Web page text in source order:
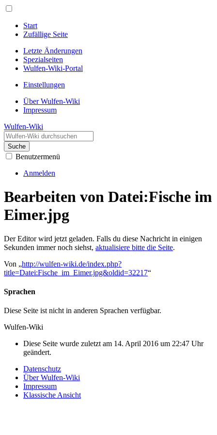
Start
Zufällige Seite
Letzte Änderungen
Spezialseiten
Wulfen-Wiki-Portal
Einstellungen
Über Wulfen-Wiki
Impressum
Wulfen-Wiki
Suche
Benutzermenü
Anmelden
Bearbeiten von Datei:Fische im
Eimer.jpg
Der Editor wird jetzt geladen. Falls du diese Nachricht in einigen
Sekunden immer noch siehst, aktualisiere bitte die Seite.
Von „http://wulfen-wiki.de/index.php?
title=Datei:Fische_im_Eimer.jpg&oldid=32217“
Sprachen
Diese Seite ist nicht in anderen Sprachen verfügbar.
Wulfen-Wiki
Diese Seite wurde zuletzt am 14. April 2016 um 22:47 Uhr
geändert.
Datenschutz
Über Wulfen-Wiki
Impressum
Klassische Ansicht